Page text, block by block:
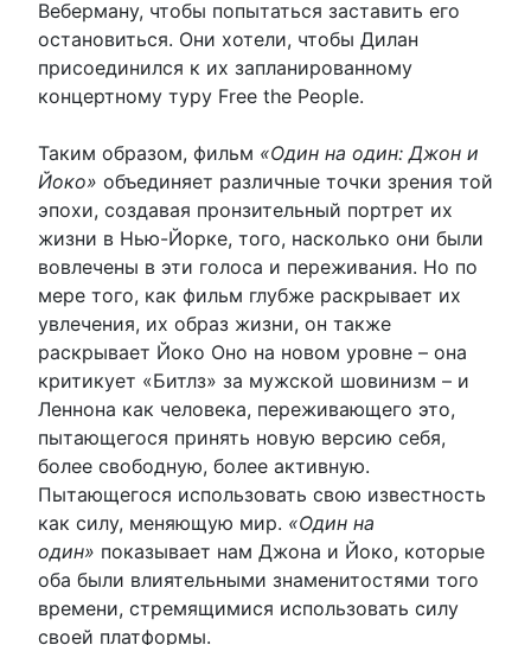
Веберману, чтобы попытаться заставить его
остановиться. Они хотели, чтобы Дилан
присоединился к их запланированному
концертному туру Free the People.
Таким образом, фильм «Один на один: Джон и
Йоко» объединяет различные точки зрения той
эпохи, создавая пронзительный портрет их
жизни в Нью-Йорке, того, насколько они были
вовлечены в эти голоса и переживания. Но по
мере того, как фильм глубже раскрывает их
увлечения, их образ жизни, он также
раскрывает Йоко Оно на новом уровне – она
критикует «Битлз» за мужской шовинизм – и
Леннона как человека, переживающего это,
пытающегося принять новую версию себя,
более свободную, более активную.
Пытающегося использовать свою известность
как силу, меняющую мир. «Один на
один» показывает нам Джона и Йоко, которые
оба были влиятельными знаменитостями того
времени, стремящимися использовать силу
своей платформы.